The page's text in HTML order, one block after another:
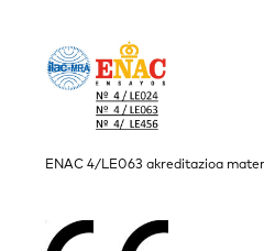
ENAC 4/LE063 akreditazioa